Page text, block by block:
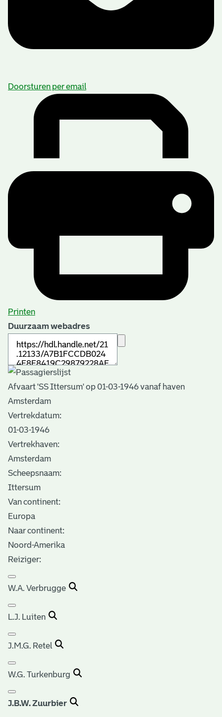
Doorsturen per email
Printen
Duurzaam webadres
Afvaart 'SS Ittersum' op 01-03-1946 vanaf haven
Amsterdam
Vertrekdatum:
01-03-1946
Vertrekhaven:
Amsterdam
Scheepsnaam:
Ittersum
Van continent:
Europa
Naar continent:
Noord-Amerika
Reiziger:
W.A. Verbrugge
L.J. Luiten
J.M.G. Retel
W.G. Turkenburg
J.B.W. Zuurbier